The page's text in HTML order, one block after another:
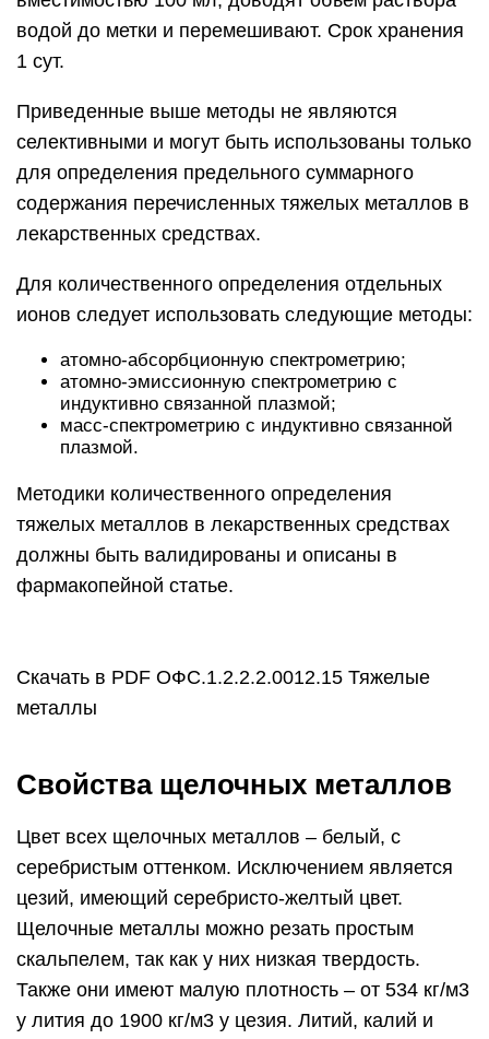
водой до метки и перемешивают. Срок хранения
1 сут.
Приведенные выше методы не являются
селективными и могут быть использованы только
для определения предельного суммарного
содержания перечисленных тяжелых металлов в
лекарственных средствах.
Для количественного определения отдельных
ионов следует использовать следующие методы:
атомно-абсорбционную спектрометрию;
атомно-эмиссионную спектрометрию с
индуктивно связанной плазмой;
масс-спектрометрию с индуктивно связанной
плазмой.
Методики количественного определения
тяжелых металлов в лекарственных средствах
должны быть валидированы и описаны в
фармакопейной статье.
Скачать в PDF ОФС.1.2.2.2.0012.15 Тяжелые
металлы
Свойства щелочных металлов
Цвет всех щелочных металлов – белый, с
серебристым оттенком. Исключением является
цезий, имеющий серебристо-желтый цвет.
Щелочные металлы можно резать простым
скальпелем, так как у них низкая твердость.
Также они имеют малую плотность – от 534 кг/м3
у лития до 1900 кг/м3 у цезия. Литий, калий и